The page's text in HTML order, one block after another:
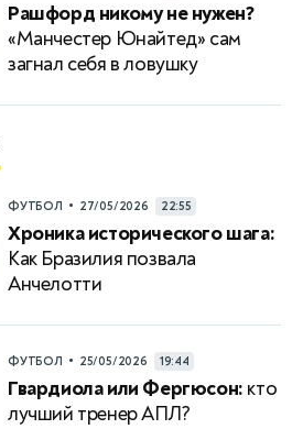
Рашфорд никому не нужен?
«Манчестер Юнайтед» сам
загнал себя в ловушку
ФУТБОЛ • 27/05/2026 22:55
Хроника исторического шага:
Как Бразилия позвала
Анчелотти
ФУТБОЛ • 25/05/2026 19:44
Гвардиола или Фергюсон: кто
лучший тренер АПЛ?